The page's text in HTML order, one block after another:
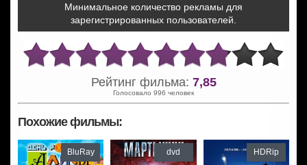
Минимальное количество рекламы для
зарегистрированных пользователей.
Рейтинг фильма: 7,85
Голосовало 996 человек
Похожие фильмы:
BluRay dvd HDRip